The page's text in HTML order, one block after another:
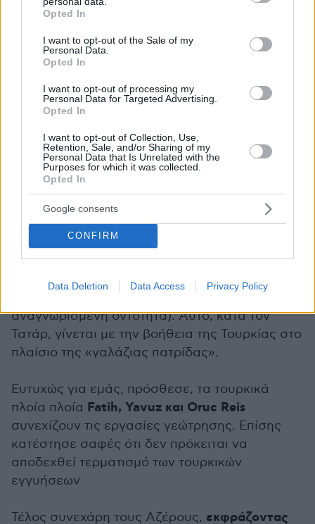
grant or deny consent to Google and its third-party tags to
use your data for below specified purposes in below Google
consent section.
Opted In
I want to opt-out of the Sale of my
Personal Data.
Opted In
I want to opt-out of processing my
Personal Data for Targeted Advertising.
Opted In
I want to opt-out of Collection, Use,
Retention, Sale, and/or Sharing of my
Personal Data that Is Unrelated with the
Purposes for which it was collected.
Opted In
Google consents
CONFIRM
Data Deletion Data Access Privacy Policy
τα απαραιτητα βήματα, χωρίς να τίθενται σε
κίνδυνο τα δικαιώματα των Τουρκοκυπρίων,
ώστε η Κύπροςνα γίνει ένα παράδειγμα
ειρήνηςγια την περιοχή και τον κόσμο.
Αναφερόμενος στο θέμα των Βαρωσίων, είπε
πως το άνοιγμα της πόλης αποτελεί δικαίωμα
τουρκικής δημοκρατίας βόρειας Κύπρου
Πρόκειται, είπε για μια σημαντική
ανθρωπιστική πρωτοβουλία για να
επιστρέψουν οι νόμιμοι κάτοικοι στα σπίτια
Για το φυσικό αέριο είπε πως το ψευδοκράτος
είναι αποφασισμένο να προστατεύσει τους
φυσικούς πόρους στην υφαλοκρηπίδα του (αν
αναγνωρισμένη οντότητα). Αυτό, κατά τον
Τατάρ, γίνεται με την βοήθεια της Τουρκίας στο
πλαίσιο της «γαλάζιας πατρίδας».
Ευτυχώς για εμάς, πρόσθεσε, τα τουρκικά
πλοία πλοία Fatih, Yavuz και Oruc Reis
συνεχίζουν τις εργασίες γεώτρησης. Επίσης
κατέστησε σαφές ότι δεν πρόκειται να
αποδεχθεί τερματισμό των τουρκικών
εγγυήσεων
Τέλος συνεχάρη τους Αζέρους, εκφράζοντας